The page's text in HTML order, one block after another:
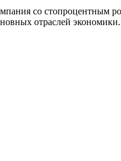
со стопроцентным
отраслей экономики.